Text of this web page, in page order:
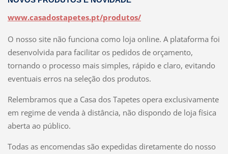
www.casadostapetes.pt/produtos/
O nosso site não funciona como loja online. A plataforma foi
desenvolvida para facilitar os pedidos de orçamento,
tornando o processo mais simples, rápido e claro, evitando
eventuais erros na seleção dos produtos.
Relembramos que a Casa dos Tapetes opera exclusivamente
em regime de venda à distância, não dispondo de loja física
aberta ao público.
Todas as encomendas são expedidas diretamente do nosso